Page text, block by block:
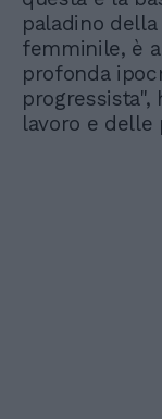
paladino
femminile, è
profonda
lavoro e delle